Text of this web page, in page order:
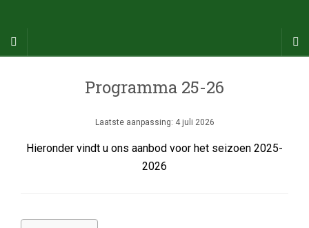
Programma 25-26
Laatste aanpassing: 4 juli 2026
Hieronder vindt u ons aanbod voor het seizoen 2025-
2026